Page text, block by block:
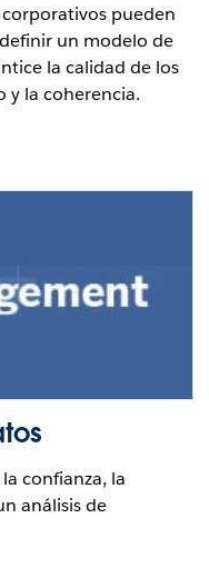
pueden
un modelo de
la calidad de los
y la coherencia.
confianza, la
análisis de